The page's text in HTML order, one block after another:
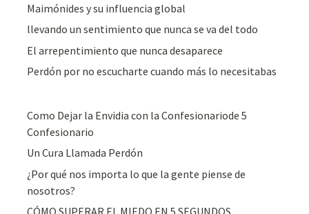
Maimónides y su influencia global
llevando un sentimiento que nunca se va del todo
El arrepentimiento que nunca desaparece
Perdón por no escucharte cuando más lo necesitabas
Como Dejar la Envidia con la Confesionariode 5
Confesionario
Un Cura Llamada Perdón
¿Por qué nos importa lo que la gente piense de
nosotros?